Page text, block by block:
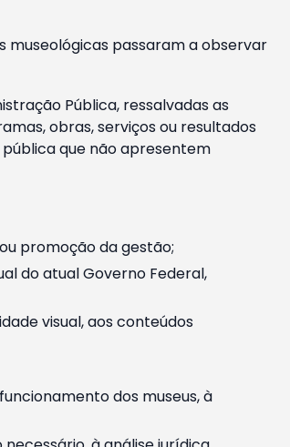
museológicas passaram a observar
Pública, ressalvadas as
obras, serviços ou resultados
que não apresentem
promoção da gestão;
do atual Governo Federal,
visual, aos conteúdos
dos museus, à